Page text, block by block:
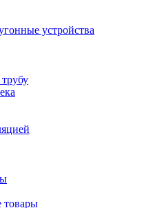
устройства
товары